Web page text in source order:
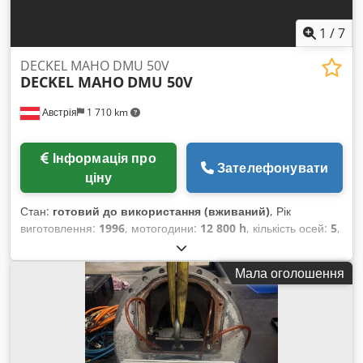
1 /7
Австрія 1 710 km
DECKEL MAHO DMU 50V
DECKEL MAHO DMU 50V
ціну
Зателефонувати
Стан: готовий до використання (вживаний), Рік
виготовлення: 1996, мотогодини: 12 800 h, кількість осей: 5,
Цей 5-осьовий верстат DECKEL MAHO DMU 50V був
виготовлений у 1996 році. Він оснащений системою
управління Millplus із версією програмного забезпечення
DV400, зовнішнім гідравлічним блоком для затискних
пристроїв та гідравлічним затискачем Hainbuch для цанги
BZI32. Якщо ви шукаєте верстат із високою якістю
фрезерування, зверніть увагу на верстат DECKEL MAHO
Мала оголошення